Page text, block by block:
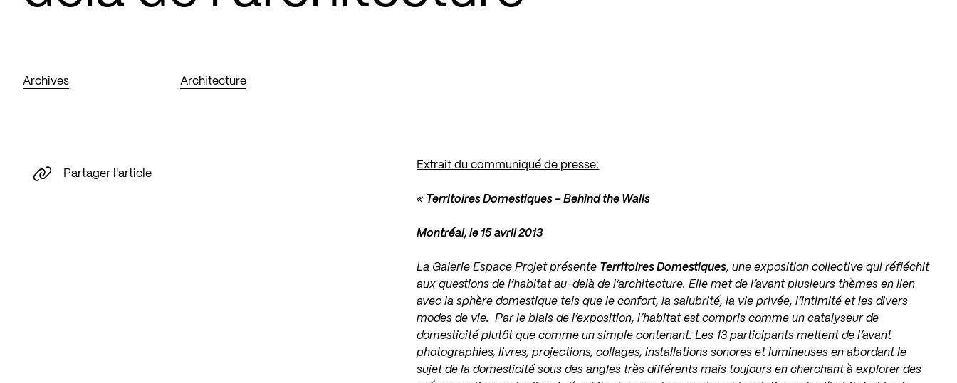
Archives Architecture
Extrait du communiqué de presse:
« Territoires Domestiques – Behind the Walls
Montréal, le 15 avril 2013
La Galerie Espace Projet présente Territoires Domestiques, une exposition collective qui réfléchit
aux questions de l’habitat au-delà de l’architecture. Elle met de l’avant plusieurs thèmes en lien
avec la sphère domestique tels que le confort, la salubrité, la vie privée, l’intimité et les divers
modes de vie. Par le biais de l’exposition, l’habitat est compris comme un catalyseur de
domesticité plutôt que comme un simple contenant. Les 13 participants mettent de l’avant
photographies, livres, projections, collages, installations sonores et lumineuses en abordant le
sujet de la domesticité sous des angles très différents mais toujours en cherchant à explorer des
Partager l'article